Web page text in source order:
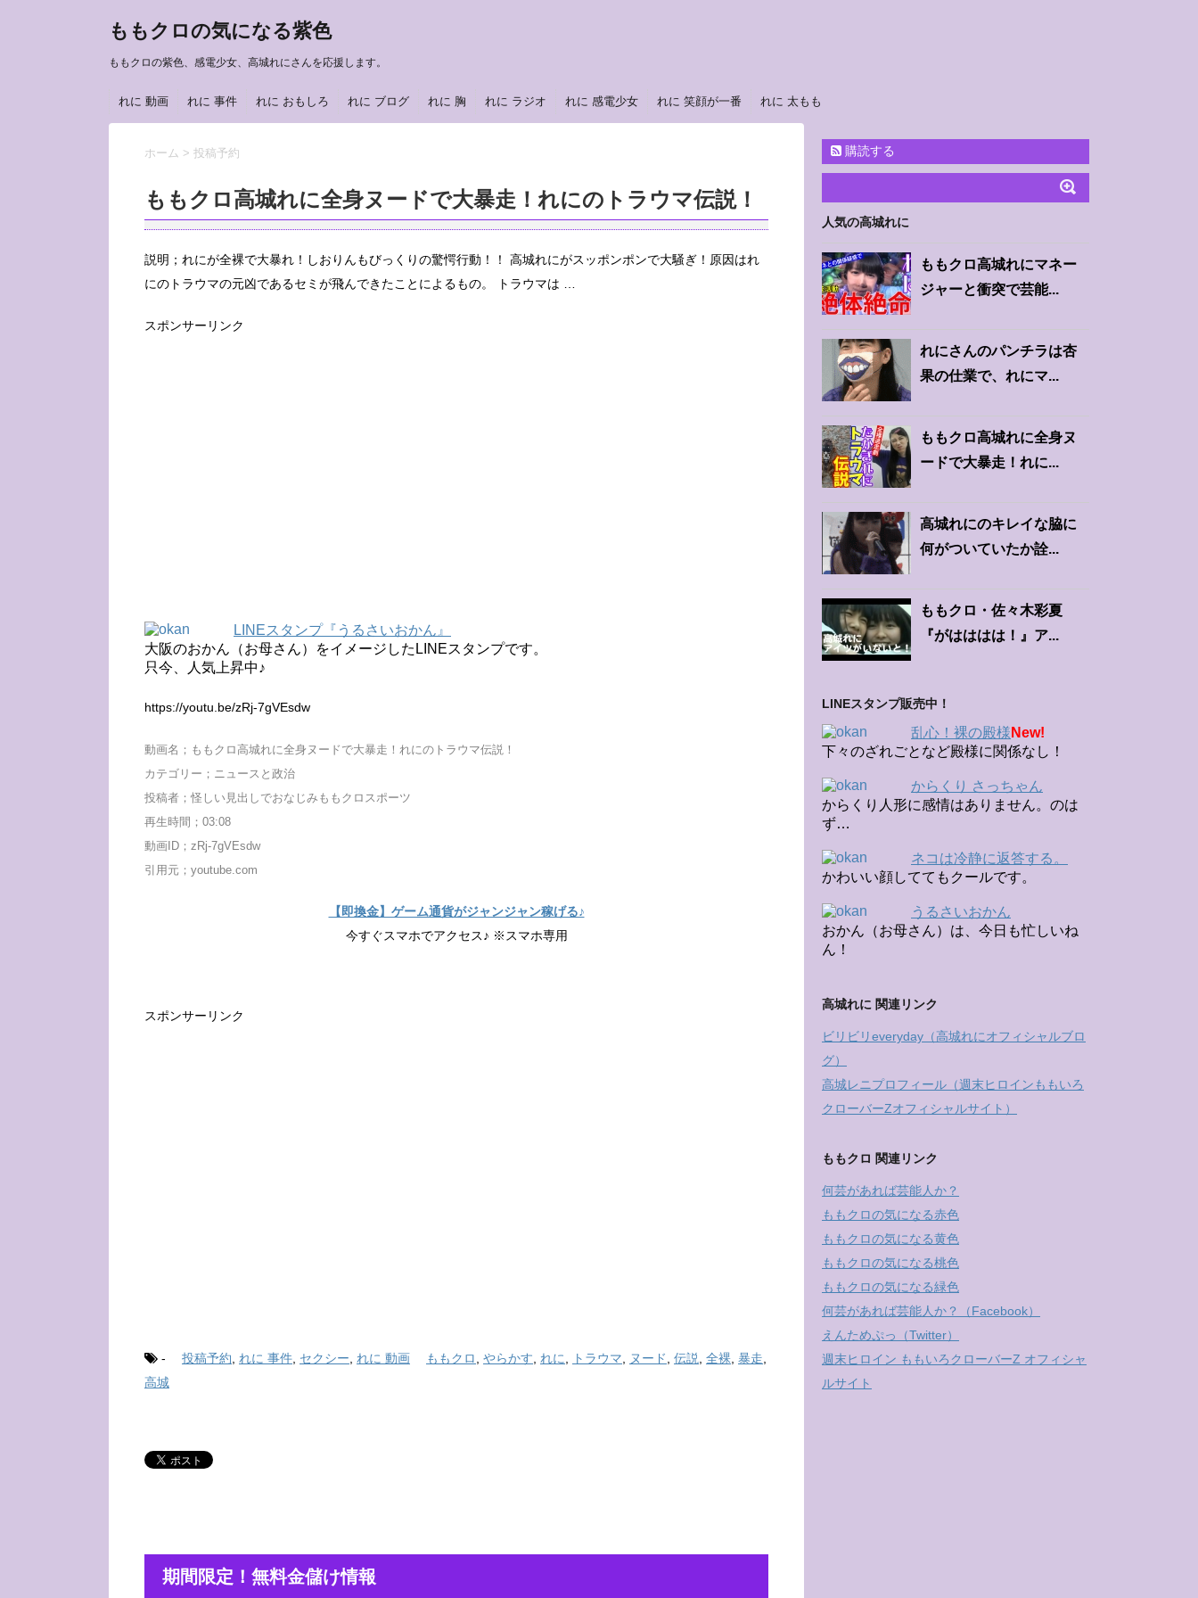
ももクロの気になる紫色
ももクロの紫色、感電少女、高城れにさんを応援します。
れに 動画 れに 事件 れに おもしろ れに ブログ れに 胸 れに ラジオ れに 感電少女 れに 笑顔が一番 れに 太もも
ホーム > 投稿予約
ももクロ高城れに全身ヌードで大暴走！れにのトラウマ伝説！
説明；れにが全裸で大暴れ！しおりんもびっくりの驚愕行動！！ 高城れにがスッポンポンで大騒ぎ！原因はれ
にのトラウマの元凶であるセミが飛んできたことによるもの。 トラウマは …
スポンサーリンク
LINEスタンプ『うるさいおかん』
大阪のおかん（お母さん）をイメージしたLINEスタンプです。
只今、人気上昇中♪
https://youtu.be/zRj-7gVEsdw
動画名；ももクロ高城れに全身ヌードで大暴走！れにのトラウマ伝説！
カテゴリー；ニュースと政治
投稿者；怪しい見出しでおなじみももクロスポーツ
再生時間；03:08
動画ID；zRj-7gVEsdw
引用元；youtube.com
【即換金】ゲーム通貨がジャンジャン稼げる♪
今すぐスマホでアクセス♪ ※スマホ専用
スポンサーリンク
- 投稿予約 れに 事件 セクシー れに 動画 ももクロ やらかす れに トラウマ ヌード 伝説 全裸 暴走
高城
期間限定！無料金儲け情報
購読する
人気の高城れに
ももクロ高城れにマネー
ジャーと衝突で芸能...
れにさんのパンチラは杏
果の仕業で、れにマ...
ももクロ高城れに全身ヌ
ードで大暴走！れに...
高城れにのキレイな脇に
何がついていたか詮...
ももクロ・佐々木彩夏
『がはははは！』ア...
LINEスタンプ販売中！
乱心！裸の殿様 New!
下々のざれごとなど殿様に関係なし！
からくり さっちゃん
からくり人形に感情はありません。のは
ず…
ネコは冷静に返答する。
かわいい顔しててもクールです。
うるさいおかん
おかん（お母さん）は、今日も忙しいね
ん！
高城れに 関連リンク
ビリビリeveryday（高城れにオフィシャルブロ
グ）
高城レニプロフィール（週末ヒロインももいろ
クローバーZオフィシャルサイト）
ももクロ 関連リンク
何芸があれば芸能人か？
ももクロの気になる赤色
ももクロの気になる黄色
ももクロの気になる桃色
ももクロの気になる緑色
何芸があれば芸能人か？（Facebook）
えんためぷっ（Twitter）
週末ヒロイン ももいろクローバーZ オフィシャ
ルサイト